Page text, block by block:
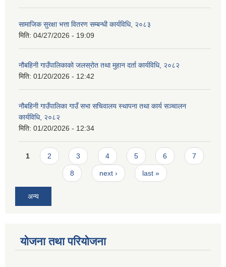
सामाजिक सुरक्षा भत्ता वितरण सम्बन्धी कार्यविधि, २०८३
मिति: 04/27/2026 - 19:09
नौबहिनी गाउँपालिकाको जलस्रोत तथा मुहान दर्ता कार्यविधि, २०८२
मिति: 01/20/2026 - 12:42
नौबहिनी गाउँपालिका गाउँ सभा सचिवालय स्थापना तथा कार्य सञ्चालन
कार्यविधि, २०८२
मिति: 01/20/2026 - 12:34
Pages
1 2 3 4 5 6 7
8 next › last »
अन्य
योजना तथा परियोजना